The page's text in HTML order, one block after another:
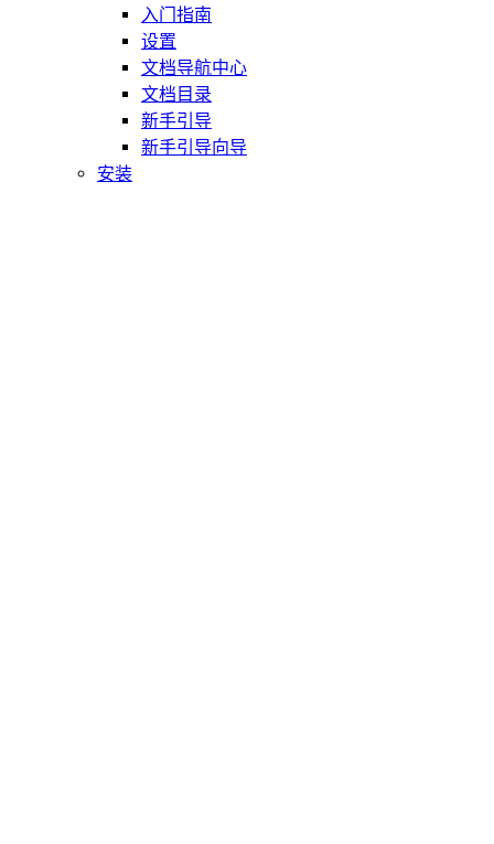
入门指南
设置
文档导航中心
文档目录
新手引导
新手引导向导
安装